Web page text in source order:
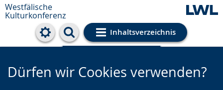
Westfälische
Kulturkonferenz
Inhaltsverzeichnis
Cookie-Einstellungen
Dürfen wir Cookies verwenden?